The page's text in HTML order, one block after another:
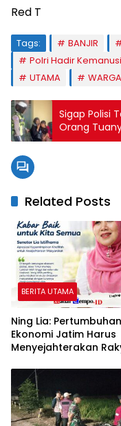
Red T
Tags: BANJIR
Polri Hadir
UTAMA
WARGA
Sigap Polisi
Orang
Magetan
Related Posts
BERITA UTAMA
Ning Lia: Pertumbuhan
Ekonomi Jatim Harus
Menyejahterakan